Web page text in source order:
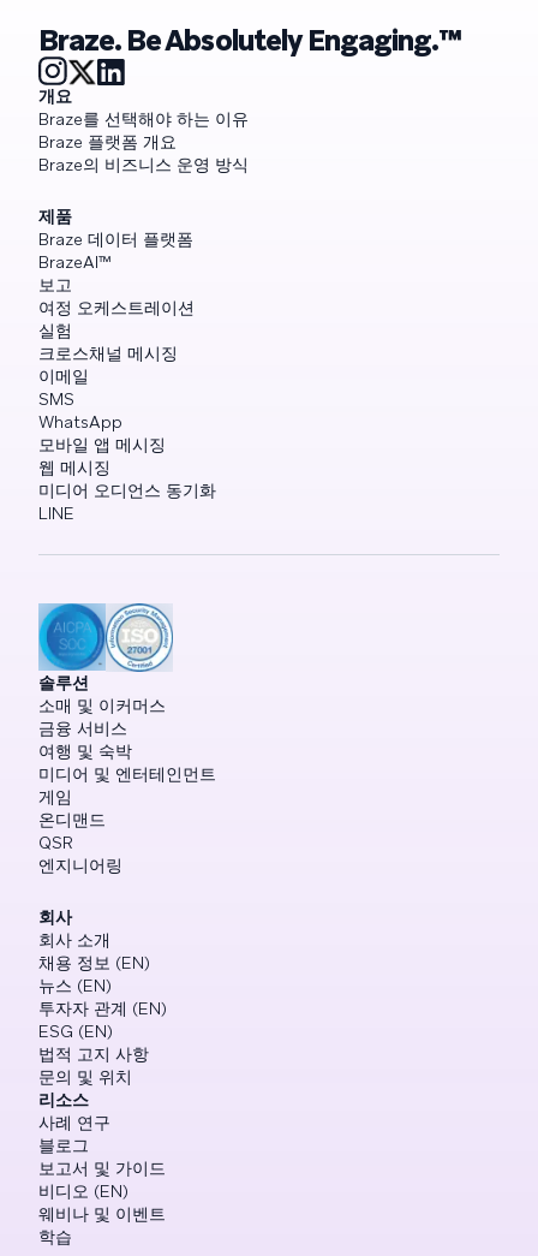
Braze. Be Absolutely Engaging.™
개요
Braze를 선택해야 하는 이유
Braze 플랫폼 개요
Braze의 비즈니스 운영 방식
제품
Braze 데이터 플랫폼
BrazeAI™
보고
여정 오케스트레이션
실험
크로스채널 메시징
이메일
SMS
WhatsApp
모바일 앱 메시징
웹 메시징
미디어 오디언스 동기화
LINE
솔루션
소매 및 이커머스
금융 서비스
여행 및 숙박
미디어 및 엔터테인먼트
게임
온디맨드
QSR
엔지니어링
회사
회사 소개
채용 정보 (EN)
뉴스 (EN)
투자자 관계 (EN)
ESG (EN)
법적 고지 사항
문의 및 위치
리소스
사례 연구
블로그
보고서 및 가이드
비디오 (EN)
웨비나 및 이벤트
학습